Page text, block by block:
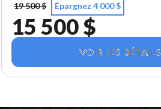
19 500 $
Épargnez 4 000 $
15 500 $
VOIR LES DÉTAILS